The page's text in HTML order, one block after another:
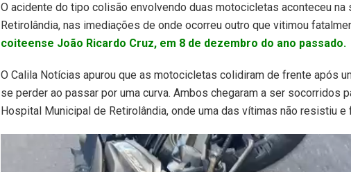
O acidente do tipo colisão envolvendo duas motocicletas aconteceu na
Retirolândia, nas imediações de onde ocorreu outro que vitimou
coiteense João Ricardo Cruz, em 8 de dezembro do ano passado.
O Calila Notícias apurou que as motocicletas colidiram de frente após
se perder ao passar por uma curva. Ambos chegaram a ser socorridos
Hospital Municipal de Retirolândia, onde uma das vítimas não resistiu e